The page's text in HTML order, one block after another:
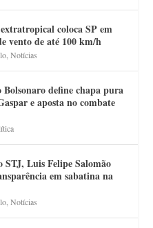
coloca SP em
vento de até 100 km/h
,Notícias
Bolsonaro define chapa pura
e aposta no combate
Luis Felipe Salomão
em sabatina na
,Notícias